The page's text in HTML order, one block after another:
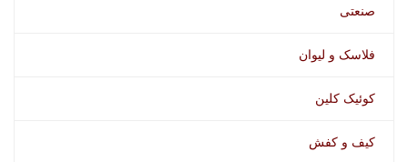
صنعتی
فلاسک و لیوان
کوئیک کلین
کیف و کفش